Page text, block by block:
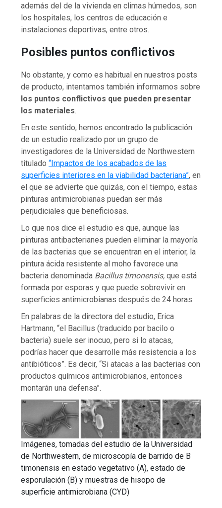
además del de la vivienda en climas húmedos, son
los hospitales, los centros de educación e
instalaciones deportivas, entre otros.
Posibles puntos conflictivos
No obstante, y como es habitual en nuestros posts
de producto, intentamos también informarnos sobre
los puntos conflictivos que pueden presentar
los materiales.
En este sentido, hemos encontrado la publicación
de un estudio realizado por un grupo de
investigadores de la Universidad de Northwestern
titulado“Impactos de los acabados de las
superficies interiores en la viabilidad bacteriana”, en
el que se advierte que quizás, con el tiempo, estas
pinturas antimicrobianas puedan ser más
perjudiciales que beneficiosas.
Lo que nos dice el estudio es que, aunque las
pinturas antibacterianes pueden eliminar la mayoría
de las bacterias que se encuentran en el interior, la
pintura ácida resistente al moho favorece una
bacteria denominada Bacillus timonensis, que está
formada por esporas y que puede sobrevivir en
superficies antimicrobianas después de 24 horas.
En palabras de la directora del estudio, Erica
Hartmann, “el Bacillus (traducido por bacilo o
bacteria) suele ser inocuo, pero si lo atacas,
podrías hacer que desarrolle más resistencia a los
antibióticos”. Es decir, “Si atacas a las bacterias con
productos químicos antimicrobianos, entonces
montarán una defensa”.
Imágenes, tomadas del estudio de la Universidad
de Northwestern, de microscopía de barrido de B
timonensis en estado vegetativo (A), estado de
esporulación (B) y muestras de hisopo de
superficie antimicrobiana (CYD)